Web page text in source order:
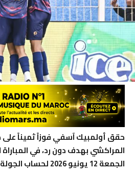
حقق أولمبيك آسفي فوزاً ثميناً
المراكشي بهدف دون رد، في